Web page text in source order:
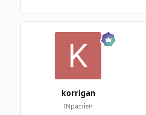
korrigan
INpactien